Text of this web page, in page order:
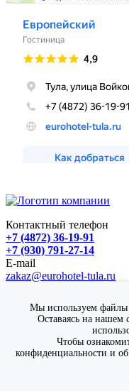
Контактный телефон
+7 (4872) 36-19-91
+7 (930) 791-27-14
E-mail
zakaz@eurohotel-tula.ru
г. Тула, ул. Войкова, д. 39
Гостевой Дом
© 2025 Все права
Политика в отношении
Веб-
Мы используем файлы
Оставаясь на нашем
Чтобы
конфиденциальности и